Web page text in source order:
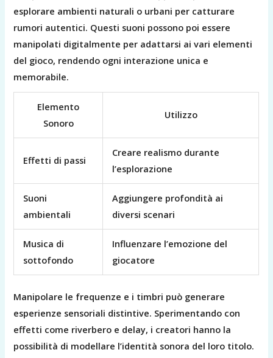
esplorare ambienti naturali o urbani per catturare
rumori autentici. Questi suoni possono poi essere
manipolati digitalmente per adattarsi ai vari elementi
del gioco, rendendo ogni interazione unica e
memorabile.
Elemento
Sonoro
Utilizzo
Effetti di passi
Creare realismo durante
l’esplorazione
Suoni
ambientali
Aggiungere profondità ai
diversi scenari
Musica di
sottofondo
Influenzare l’emozione del
giocatore
Manipolare le frequenze e i timbri può generare
esperienze sensoriali distintive. Sperimentando con
effetti come riverbero e delay, i creatori hanno la
possibilità di modellare l’identità sonora del loro titolo.